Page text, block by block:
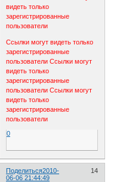
видеть только
зарегистрированные
пользователи
Ссылки могут видеть только
зарегистрированные
пользователи Ссылки могут
видеть только
зарегистрированные
пользователи Ссылки могут
видеть только
зарегистрированные
пользователи
0
Поделиться 14
2010-
06-06 21:44:49